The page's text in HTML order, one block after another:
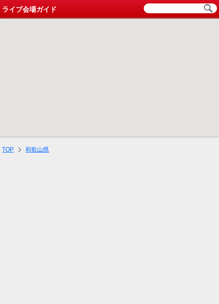
ライブ会場ガイド
TOP 和歌山県